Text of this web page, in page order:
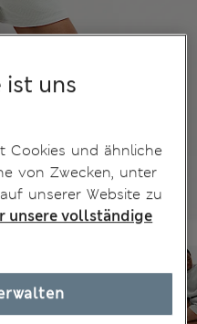
ist uns
Cookies und ähnliche
von Zwecken, unter
unserer Website zu
unsere vollständige